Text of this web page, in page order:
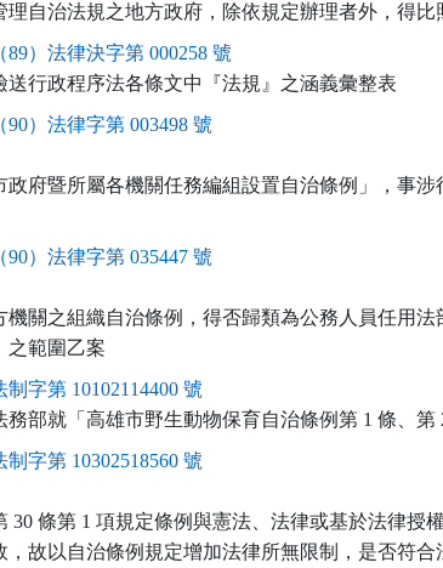
理自治法規之地方政府，除依規定辦理者外，得
（89）法律決字第 000258 號
送行政程序法各條文中『法規』之涵義彙整表
（90）法律字第 003498 號
政府暨所屬各機關任務編組設置自治條例」，事涉
（90）法律字第 035447 號
機關之組織自治條例，得否歸類為公務人員任用
之範圍乙案
制字第 10102114400 號
務部就「高雄市野生動物保育自治條例第 1 條、第
制字第 10302518560 號
30 條第 1 項規定條例與憲法、法律或基於法律授
，故以自治條例規定增加法律所無限制，是否符